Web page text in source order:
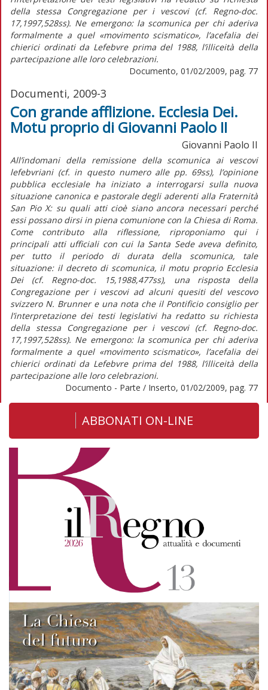
della stessa Congregazione per i vescovi (cf. Regno-doc.
17,1997,528ss). Ne emergono: la scomunica per chi aderiva
formalmente a quel «movimento scismatico», l’acefalia dei
chierici ordinati da Lefebvre prima del 1988, l’illiceità della
partecipazione alle loro celebrazioni.
Documento, 01/02/2009, pag. 77
Documenti, 2009-3
Con grande afflizione. Ecclesia Dei.
Motu proprio di Giovanni Paolo II
Giovanni Paolo II
All’indomani della remissione della scomunica ai vescovi
lefebvriani (cf. in questo numero alle pp. 69ss), l’opinione
pubblica ecclesiale ha iniziato a interrogarsi sulla nuova
situazione canonica e pastorale degli aderenti alla Fraternità
San Pio X: su quali atti cioè siano ancora necessari perché
essi possano dirsi in piena comunione con la Chiesa di Roma.
Come contributo alla riflessione, riproponiamo qui i
principali atti ufficiali con cui la Santa Sede aveva definito,
per tutto il periodo di durata della scomunica, tale
situazione: il decreto di scomunica, il motu proprio Ecclesia
Dei (cf. Regno-doc. 15,1988,477ss), una risposta della
Congregazione per i vescovi ad alcuni quesiti del vescovo
svizzero N. Brunner e una nota che il Pontificio consiglio per
l’interpretazione dei testi legislativi ha redatto su richiesta
della stessa Congregazione per i vescovi (cf. Regno-doc.
17,1997,528ss). Ne emergono: la scomunica per chi aderiva
formalmente a quel «movimento scismatico», l’acefalia dei
chierici ordinati da Lefebvre prima del 1988, l’illiceità della
partecipazione alle loro celebrazioni.
Documento - Parte / Inserto, 01/02/2009, pag. 77
ABBONATI ON-LINE